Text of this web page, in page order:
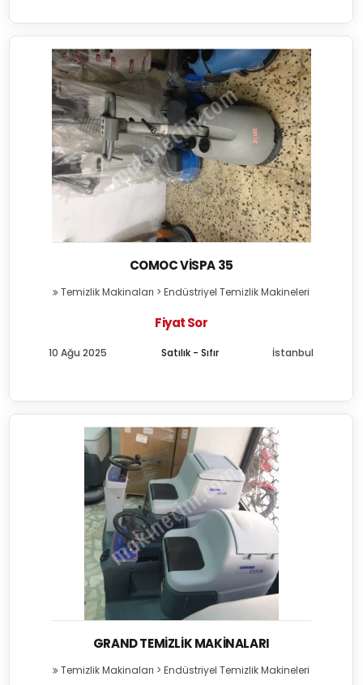
COMOC VISPA 35
Temizlik Makinaları >Endüstriyel Temizlik Makineleri
Fiyat Sor
Satılık - Sıfır
10 Ağu 2025 İstanbul
GRAND TEMIZLIK MAKINALARI
Temizlik Makinaları >Endüstriyel Temizlik Makineleri